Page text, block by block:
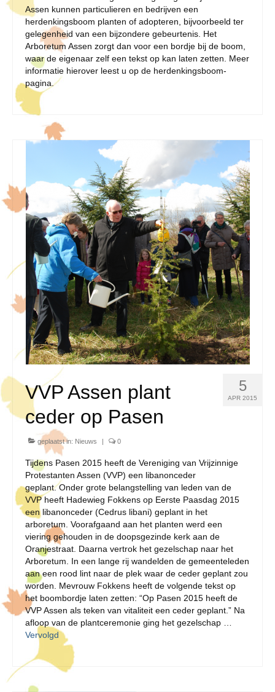
Assen kunnen particulieren en bedrijven een
herdenkingsboom planten of adopteren, bijvoorbeeld ter
gelegenheid van een bijzondere gebeurtenis. Het
Arboretum Assen zorgt dan voor een bordje bij de boom,
waar de eigenaar zelf een tekst op kan laten zetten. Meer
informatie hierover leest u op de herdenkingsboom-
pagina.
5
APR 2015
VVP Assen plant
ceder op Pasen
geplaatst in: Nieuws | 0
Tijdens Pasen 2015 heeft de Vereniging van Vrijzinnige
Protestanten Assen (VVP) een libanonceder
geplant. Onder grote belangstelling van leden van de
VVP heeft Hadewieg Fokkens op Eerste Paasdag 2015
een libanonceder (Cedrus libani) geplant in het
arboretum. Voorafgaand aan het planten werd een
viering gehouden in de doopsgezinde kerk aan de
Oranjestraat. Daarna vertrok het gezelschap naar het
Arboretum. In een lange rij wandelden de gemeenteleden
aan een rood lint naar de plek waar de ceder geplant zou
worden. Mevrouw Fokkens heeft de volgende tekst op
het boombordje laten zetten: “Op Pasen 2015 heeft de
VVP Assen als teken van vitaliteit een ceder geplant.” Na
afloop van de plantceremonie ging het gezelschap …
Vervolgd